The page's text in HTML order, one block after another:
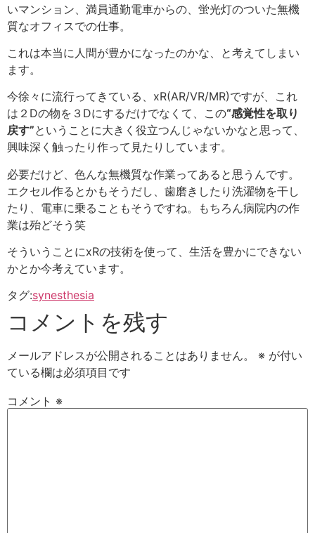
いマンション、満員通勤電車からの、蛍光灯のついた無機
質なオフィスでの仕事。
これは本当に人間が豊かになったのかな、と考えてしまい
ます。
今徐々に流行ってきている、xR(AR/VR/MR)ですが、これ
は２Dの物を３Dにするだけでなくて、この“感覚性を取り
戻す”ということに大きく役立つんじゃないかなと思って、
興味深く触ったり作って見たりしています。
必要だけど、色んな無機質な作業ってあると思うんです。
エクセル作るとかもそうだし、歯磨きしたり洗濯物を干し
たり、電車に乗ることもそうですね。もちろん病院内の作
業は殆どそう笑
そういうことにxRの技術を使って、生活を豊かにできない
かとか今考えています。
タグ:synesthesia
コメントを残す
メールアドレスが公開されることはありません。 ※ が付い
ている欄は必須項目です
コメント ※